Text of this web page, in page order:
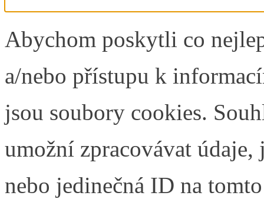
Abychom poskytli co
a/nebo přístupu k
jsou soubory cookies.
umožní zpracovávat
nebo jedinečná ID na